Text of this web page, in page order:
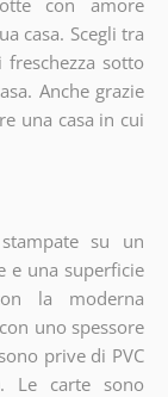
casa. Scegli tra
sotto
Anche grazie
una casa in cui
su un
e una superficie
la moderna
uno spessore
prive di PVC
Le carte sono